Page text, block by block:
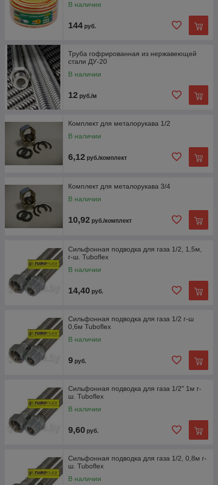
В наличии
144 руб.
Труба гофрированная из нержавеющей
стали ДУ-20
В наличии
12 руб./м
Комплект для металорукава 1/2
В наличии
6,12 руб./комплект
Комплект для металорукава 3/4
В наличии
10,92 руб./комплект
Сильфонная подводка для газа 1/2, 1,5м,
г-ш. Tuboflex
В наличии
14,40 руб.
Сильфонная подводка для газа 1/2 г-ш
0,6м Tuboflex
В наличии
9 руб.
Сильфонная подводка для газа 1/2" 1м г-
ш. Tuboflex
В наличии
9,60 руб.
Сильфонная подводка для газа 1/2, 0,8м г-
ш. Tuboflex
В наличии